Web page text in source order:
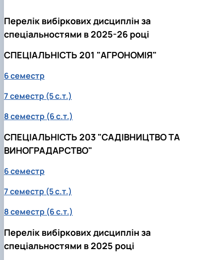
Перелік вибіркових дисциплін за
спеціальностями в 2025-26 році
СПЕЦІАЛЬНІСТЬ 201 "АГРОНОМІЯ"
6 семестр
7 семестр (5 с.т.)
8 семестр (6 с.т.)
СПЕЦІАЛЬНІСТЬ 203 "САДІВНИЦТВО ТА
ВИНОГРАДАРСТВО"
6 семестр
7 семестр (5 с.т.)
8 семестр (6 с.т.)
Перелік вибіркових дисциплін за
спеціальностями в 2025 році